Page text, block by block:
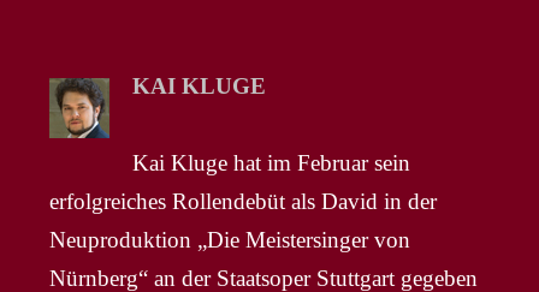
KAI KLUGE
Kai Kluge hat im Februar sein
erfolgreiches Rollendebüt als David in der
Neuproduktion „Die Meistersinger von
Nürnberg“ an der Staatsoper Stuttgart gegeben